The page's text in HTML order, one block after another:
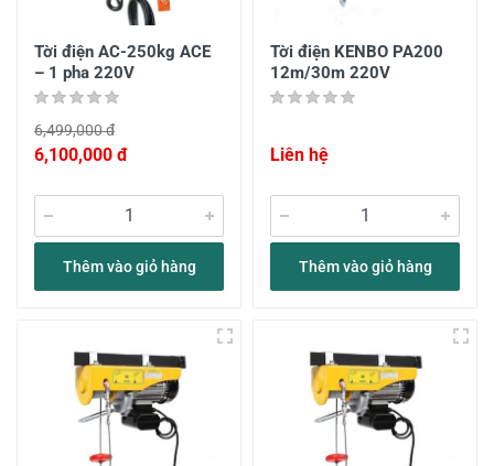
Tời điện AC-250kg ACE
– 1 pha 220V
6,499,000 đ
6,100,000 đ
Thêm vào giỏ hàng
Tời điện KENBO PA200
12m/30m 220V
Liên hệ
Thêm vào giỏ hàng